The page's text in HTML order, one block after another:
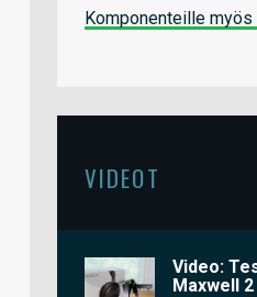
Komponenteille
VIDEOT
Video:
Maxwell